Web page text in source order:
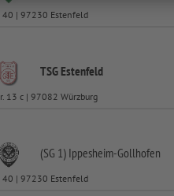
40 | 97230 Estenfeld
TSG Estenfeld
13 c | 97082 Würzburg
(SG 1) Ippesheim-Gollhofen
40 | 97230 Estenfeld